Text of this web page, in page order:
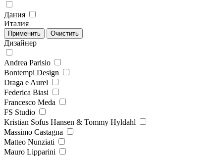
Дания
Италия
Дизайнер
Andrea Parisio
Bontempi Design
Draga e Aurel
Federica Biasi
Francesco Meda
FS Studio
Kristian Sofus Hansen & Tommy Hyldahl
Massimo Castagna
Matteo Nunziati
Mauro Lipparini